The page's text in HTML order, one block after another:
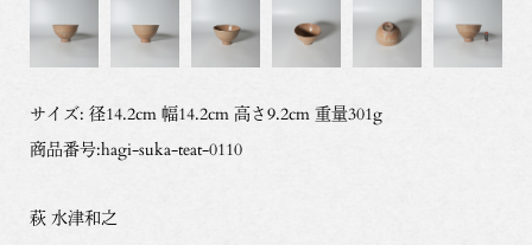
サイズ: 径14.2cm 幅14.2cm 高さ9.2cm 重量301g
商品番号:hagi-suka-teat-0110
萩 水津和之